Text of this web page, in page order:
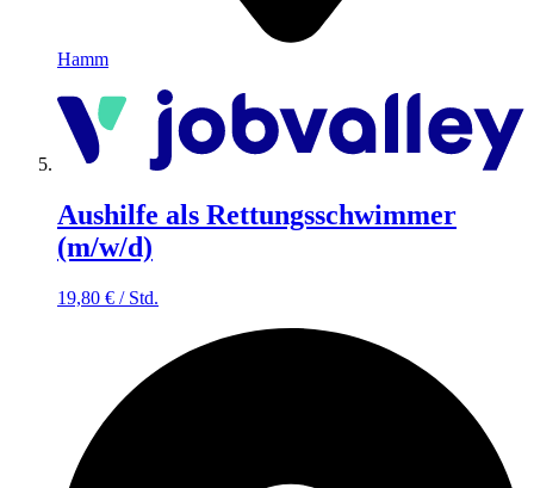
Hamm
Aushilfe als Rettungsschwimmer
(m/w/d)
19,80 € / Std.